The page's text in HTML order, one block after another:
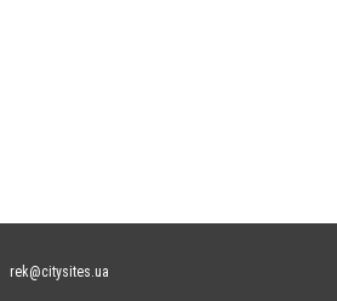
rek@citysites.ua